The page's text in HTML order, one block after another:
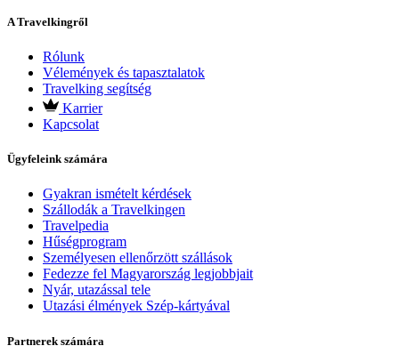
A Travelkingről
Rólunk
Vélemények és tapasztalatok
Travelking segítség
Karrier
Kapcsolat
Ügyfeleink számára
Gyakran ismételt kérdések
Szállodák a Travelkingen
Travelpedia
Hűségprogram
Személyesen ellenőrzött szállások
Fedezze fel Magyarország legjobbjait
Nyár, utazással tele
Utazási élmények Szép-kártyával
Partnerek számára